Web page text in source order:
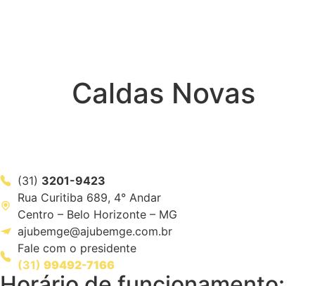
Caldas Novas
(31) 3201-9423
Rua Curitiba 689, 4° Andar
Centro – Belo Horizonte – MG
ajubemge@ajubemge.com.br
Fale com o presidente
(31) 99492-7166